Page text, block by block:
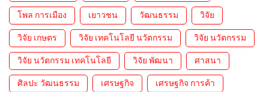
โพล การเมือง เยาวชน วัฒนธรรม วิจัย
วิจัย เกษตร วิจัย เทคโนโลยี นวัตกรรม วิจัย นวัตกรรม
วิจัย นวัตกรรม เทคโนโลยี วิจัย พัฒนา ศาสนา
ศิลปะ วัฒนธรรม เศรษฐกิจ เศรษฐกิจ การค้า